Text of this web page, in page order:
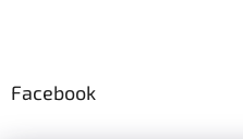
Facebook